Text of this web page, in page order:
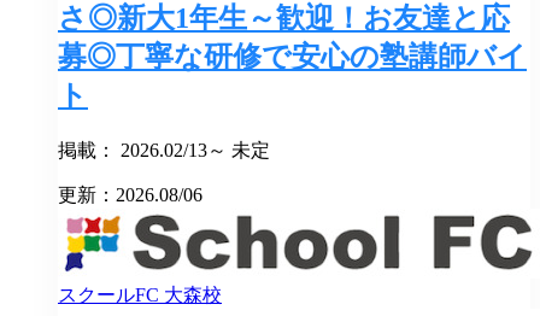
さ◎新大1年生～歓迎！お友達と応
募◎丁寧な研修で安心の塾講師バイ
ト
掲載： 2026.02/13～ 未定
更新：2026.08/06
スクールFC 大森校